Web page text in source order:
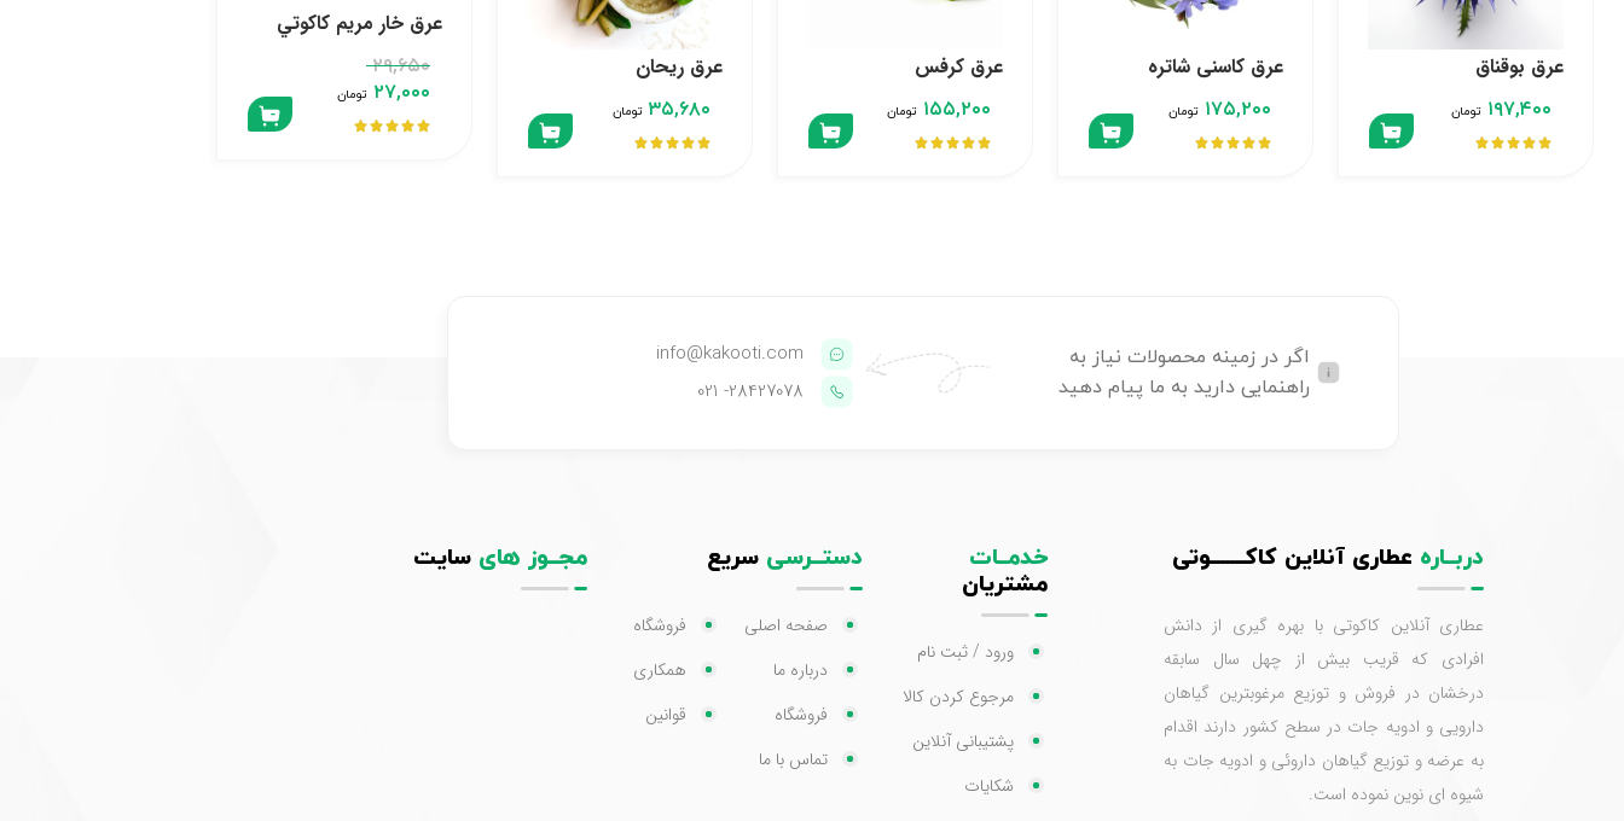
عرق بوقناق
۱۹۷,۴۰۰ تومان





عرق کاسنی شاتره
۱۷۵,۲۰۰ تومان





عرق کرفس
۱۵۵,۲۰۰ تومان





عرق ریحان
۳۵,۶۸۰ تومان





عرق خار مريم كاكوتي
۲۹,۶۵۰
۲۷,۰۰۰ تومان





اگر در زمینه محصولات نیاز به
راهنمایی دارید به ما پیام دهید
info@kakooti.com
28427078
- 021
دربــاره عطاری آنلاین کاکـــــــوتی
عطاری آنلاین کاکوتی با بهره گیری از دانش
افرادی که قریب بیش از چهل سال سابقه
درخشان در فروش و توزیع مرغوبترین گیاهان
دارویی و ادویه جات در سطح کشور دارند اقدام
به عرضه و توزیع گیاهان داروئی و ادویه جات به
شیوه ای نوین نموده است.
خدمــات
مشتریان
ورود / ثبت نام
مرجوع کردن کالا
پشتیبانی آنلاین
شکایات
دستــرسی سریع
صفحه اصلی
درباره ما
فروشگاه
تماس با ما
فروشگاه
همکاری
قوانین
مجــوز های سایت